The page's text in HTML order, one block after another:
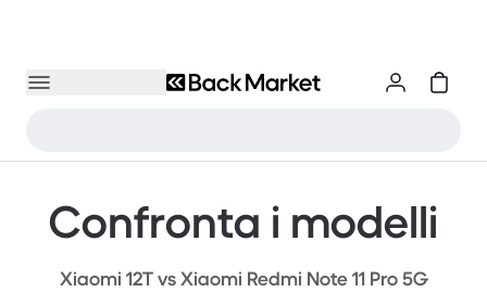
Confronta i modelli
Xiaomi 12T vs Xiaomi Redmi Note 11 Pro 5G